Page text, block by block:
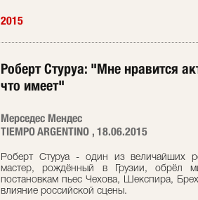
2015
Роберт Стуруа: "Мне нравится
что имеет"
Мерседес Мендес
TIEMPO ARGENTINO , 18.06.2015
Роберт Стуруа - один из величайших
мастер, рождённый в Грузии, обрёл
постановкам пьес Чехова, Шекспира,
влияние российской сцены.